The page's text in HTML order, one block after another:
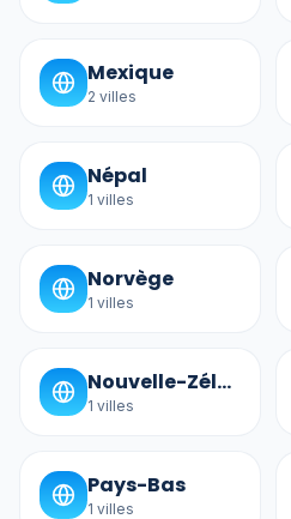
Mexique
2 villes
Népal
1 villes
Norvège
1 villes
Nouvelle-Zélande
1 villes
Pays-Bas
1 villes